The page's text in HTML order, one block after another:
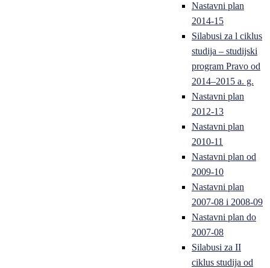
Nastavni plan
2014-15
Silabusi za l ciklus
studija – studijski
program Pravo od
2014–2015 a. g.
Nastavni plan
2012-13
Nastavni plan
2010-11
Nastavni plan od
2009-10
Nastavni plan
2007-08 i 2008-09
Nastavni plan do
2007-08
Silabusi za II
ciklus studija od